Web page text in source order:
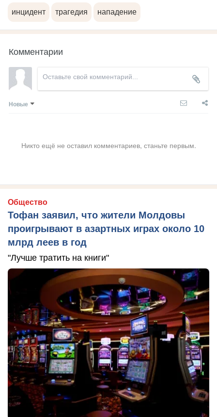
инцидент трагедия нападение
Комментарии
Новые
Никто ещё не оставил комментариев, станьте первым.
Общество
Тофан заявил, что жители Молдовы
проигрывают в азартных играх около 10
млрд леев в год
"Лучше тратить на книги"